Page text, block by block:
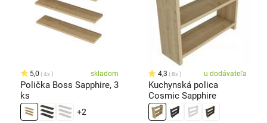
5,0 4x skladom
Polička Boss Sapphire, 3
ks
+2
4,3 8x u dodávateľa
Kuchynská polica
Cosmic Sapphire